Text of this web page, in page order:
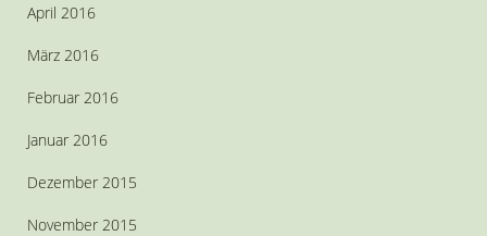
April 2016
März 2016
Februar 2016
Januar 2016
Dezember 2015
November 2015